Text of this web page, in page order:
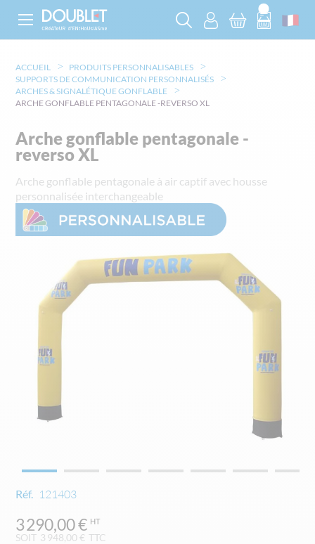
ACCUEIL
PRODUITS PERSONNALISABLES
SUPPORTS DE COMMUNICATION PERSONNALISÉS
ARCHES & SIGNALÉTIQUE GONFLABLE
ARCHE GONFLABLE PENTAGONALE -REVERSO XL
Réf. 121403
SOIT 3 948,00 € TTC
3 290,00 €
Arche gonflable pentagonale -
reverso XL
Arche gonflable pentagonale à air captif avec housse
personnalisée interchangeable
Skip
to
the
images
gallery
Skip
the
beginning